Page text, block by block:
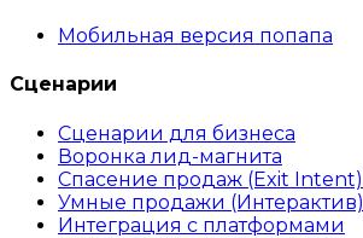
Мобильная версия попапа
Сценарии
Сценарии для бизнеса
Воронка лид-магнита
Спасение продаж (Exit Intent)
Умные продажи (Интерактив)
Интеграция с платформами